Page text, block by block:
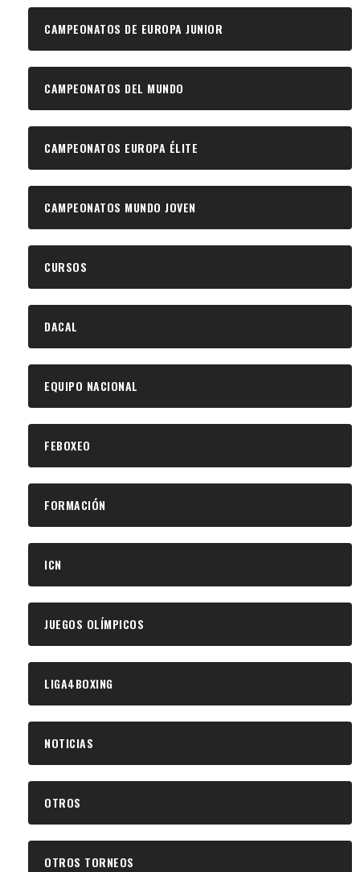
CAMPEONATOS DE EUROPA JUNIOR
CAMPEONATOS DEL MUNDO
CAMPEONATOS EUROPA ÉLITE
CAMPEONATOS MUNDO JOVEN
CURSOS
DACAL
EQUIPO NACIONAL
FEBOXEO
FORMACIÓN
ICN
JUEGOS OLÍMPICOS
LIGA4BOXING
NOTICIAS
OTROS
OTROS TORNEOS